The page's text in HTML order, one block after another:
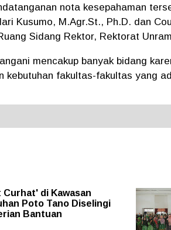
nota kesepahaman
Kusumo, M.Agr.St., Ph.D. dan
Sidang Rektor, Rektorat
mencakup banyak bidang
kebutuhan fakultas-fakultas yang
Curhat' di Kawasan
Poto Tano Diselingi
Bantuan